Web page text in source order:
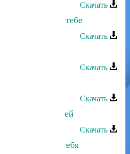
Скачать
- Я скучаю по тебе
Скачать
Скачать
- Гурони
Скачать
- Не стану твоей
Скачать
- Жду только тебя